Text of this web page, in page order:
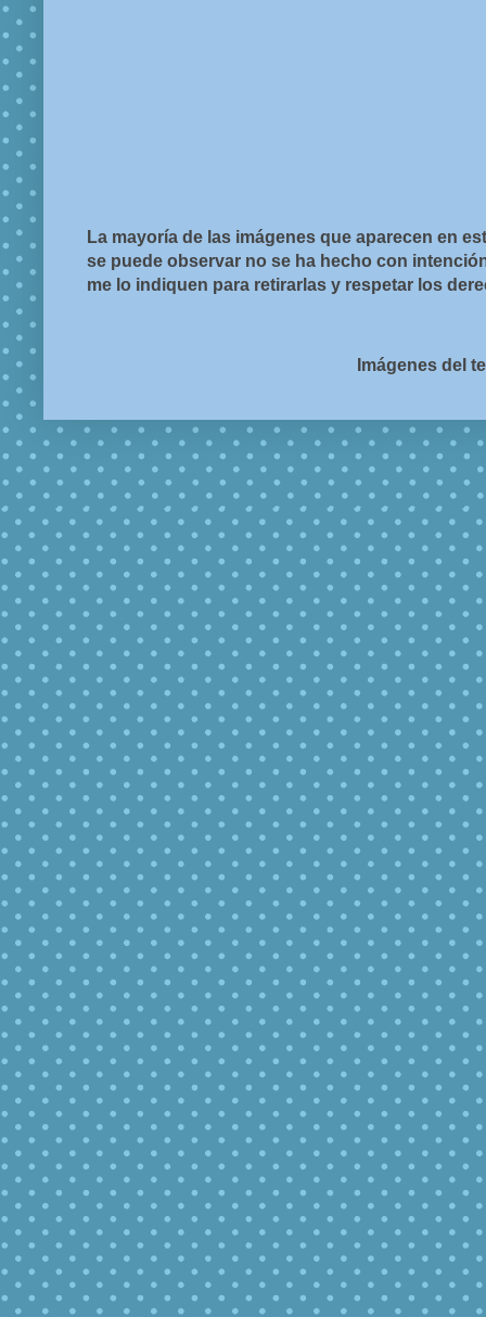
La mayoría de las imágenes que aparecen en
se puede observar no se ha hecho con
me lo indiquen para retirarlas y respetar los
Imágenes del